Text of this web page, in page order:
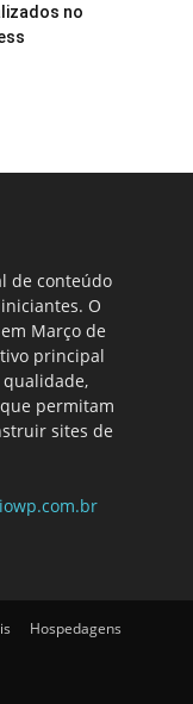
no
de conteúdo
O
Março de
principal
permitam
sites de
Hospedagens